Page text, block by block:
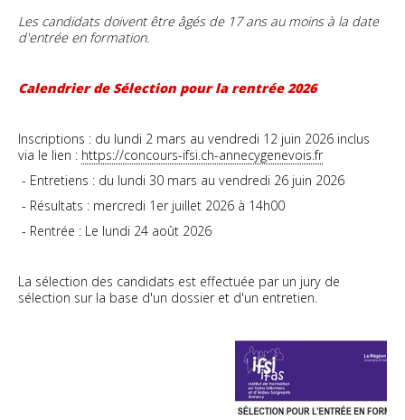
Les candidats doivent être âgés de 17 ans au moins à la date
d'entrée en formation.
Calendrier de Sélection pour la rentrée 2026
Inscriptions : du lundi 2 mars au vendredi 12 juin 2026 inclus
via le lien : https://concours-ifsi.ch-annecygenevois.fr
- Entretiens : du lundi 30 mars au vendredi 26 juin 2026
- Résultats : mercredi 1er juillet 2026 à 14h00
- Rentrée : Le lundi 24 août 2026
La sélection des candidats est effectuée par un jury de
sélection sur la base d'un dossier et d'un entretien.